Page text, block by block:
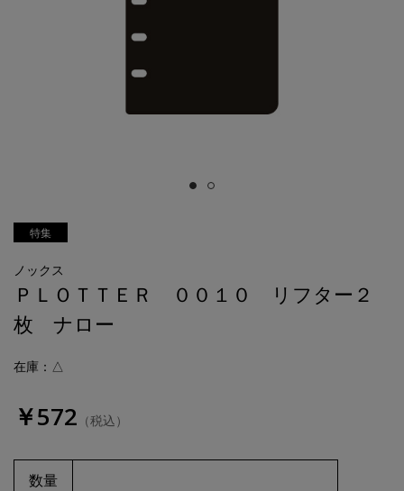
特集
ノックス
ＰＬＯＴＴＥＲ ００１０ リフター２
枚 ナロー
在庫：△
￥572 （税込）
数量